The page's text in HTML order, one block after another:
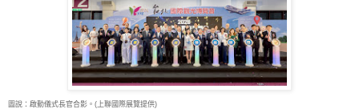
圖說：啟動儀式長官合影。(上聯國際展覽提供)